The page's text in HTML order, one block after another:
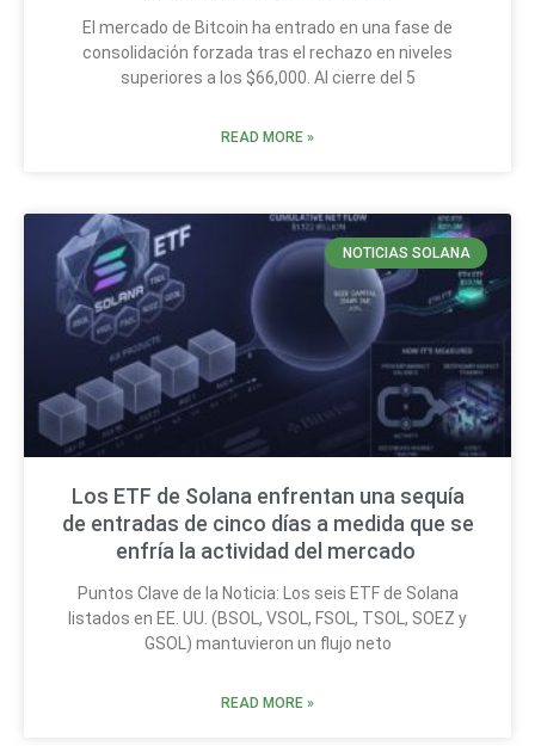
El mercado de Bitcoin ha entrado en una fase de
consolidación forzada tras el rechazo en niveles
superiores a los $66,000. Al cierre del 5
READ MORE »
NOTICIAS SOLANA
Los ETF de Solana enfrentan una sequía
de entradas de cinco días a medida que se
enfría la actividad del mercado
Puntos Clave de la Noticia: Los seis ETF de Solana
listados en EE. UU. (BSOL, VSOL, FSOL, TSOL, SOEZ y
GSOL) mantuvieron un flujo neto
READ MORE »